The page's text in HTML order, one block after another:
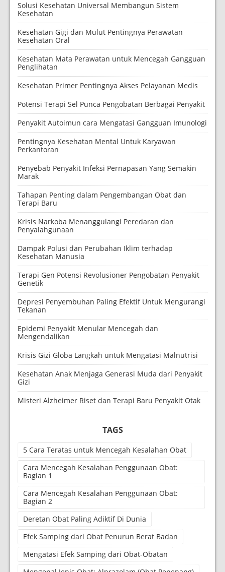
Solusi Kesehatan Universal Membangun Sistem
Kesehatan
Kesehatan Gigi dan Mulut Pentingnya Perawatan
Kesehatan Oral
Kesehatan Mata Perawatan untuk Mencegah Gangguan
Penglihatan
Kesehatan Primer Pentingnya Akses Pelayanan Medis
Potensi Terapi Sel Punca Pengobatan Berbagai Penyakit
Penyakit Autoimun cara Mengatasi Gangguan Imunologi
Pentingnya Kesehatan Mental Untuk Karyawan
Perkantoran
Penyebab Penyakit Infeksi Pernapasan Yang Semakin
Marak
Tahapan Penting dalam Pengembangan Obat dan
Terapi Baru
Krisis Narkoba Menanggulangi Peredaran dan
Penyalahgunaan
Dampak Polusi dan Perubahan Iklim terhadap
Kesehatan Manusia
Terapi Gen Potensi Revolusioner Pengobatan Penyakit
Genetik
Depresi Penyembuhan Paling Efektif Untuk Mengurangi
Tekanan
Epidemi Penyakit Menular Mencegah dan
Mengendalikan
Krisis Gizi Globa Langkah untuk Mengatasi Malnutrisi
Kesehatan Anak Menjaga Generasi Muda dari Penyakit
Gizi
Misteri Alzheimer Riset dan Terapi Baru Penyakit Otak
TAGS
5 Cara Teratas untuk Mencegah Kesalahan Obat
Cara Mencegah Kesalahan Penggunaan Obat:
Bagian 1
Cara Mencegah Kesalahan Penggunaan Obat:
Bagian 2
Deretan Obat Paling Adiktif Di Dunia
Efek Samping dari Obat Penurun Berat Badan
Mengatasi Efek Samping dari Obat-Obatan